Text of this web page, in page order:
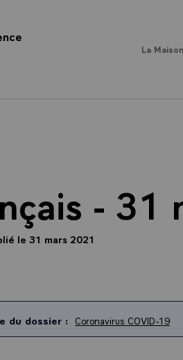
La
- 31
le 31 mars 2021
du dossier : Coronavirus COVID-19